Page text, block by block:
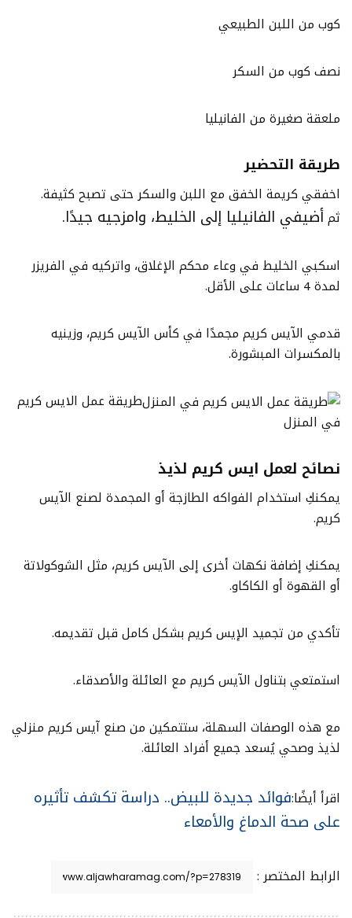
كوب من اللبن الطبيعي
نصف كوب من السكر
ملعقة صغيرة من الفانيليا
طريقة التحضير
اخفقي كريمة الخفق مع اللبن والسكر حتى تصبح كثيفة.
ثمأضيفي الفانيليا إلى الخليط، وامزجيه جيدًا.
اسكبي الخليط في وعاء محكم الإغلاق، واتركيه في الفريزر
لمدة 4 ساعات على الأقل.
قدمي الآيس كريم مجمدًا في كأس الآيس كريم، وزينيه
بالمكسرات المبشورة.
طريقة عمل الايس كريم
في المنزل
نصائح لعمل ايس كريم لذيذ
يمكنكِ استخدام الفواكه الطازجة أو المجمدة لصنع الآيس
كريم.
يمكنكِ إضافة نكهات أخرى إلى الآيس كريم، مثل الشوكولاتة
أو القهوة أو الكاكاو.
تأكدي من تجميد الإيس كريم بشكل كامل قبل تقديمه.
استمتعي بتناول الآيس كريم مع العائلة والأصدقاء.
مع هذه الوصفات السهلة، ستتمكين من صنع آيس كريم منزلي
لذيذ وصحي يُسعد جميع أفراد العائلة.
اقرأ أيضًا:فوائد جديدة للبيض.. دراسة تكشف تأثيره
على صحة الدماغ والأمعاء
الرابط المختصر :